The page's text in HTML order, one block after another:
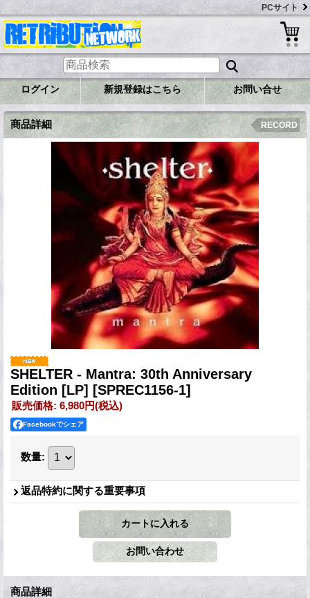
PCサイト
ログイン 新規登録はこちら お問い合せ
商品詳細 RECORD
SHELTER - Mantra: 30th Anniversary
Edition [LP] [SPREC1156-1]
販売価格: 6,980円(税込)
Facebookでシェア
数量:
返品特約に関する重要事項
商品詳細